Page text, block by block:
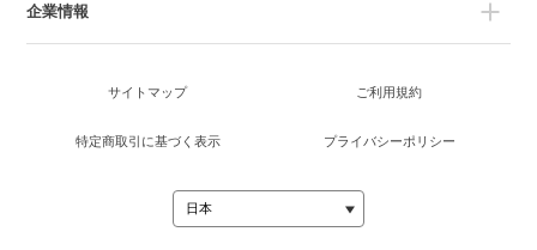
企業情報
サイトマップ ご利用規約
特定商取引に基づく表示 プライバシーポリシー